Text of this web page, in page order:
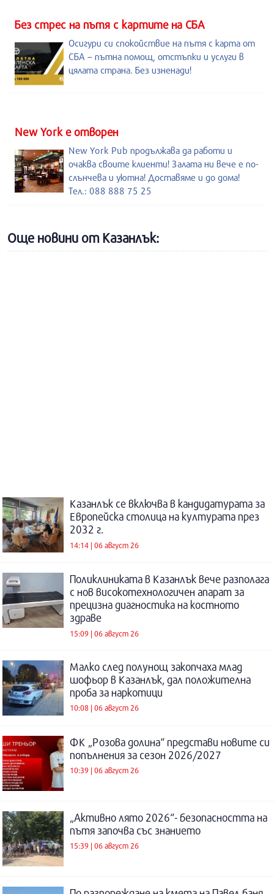
Без стрес на пътя с картите на СБА
Осигури си спокойствие на пътя с карта от
СБА – пътна помощ, отстъпки и услуги в
цялата страна. Без изненади!
New York е отворен
New York Pub продължава да работи и
очаква своите клиенти! Залата ни вече е по-
слънчева и уютна! Доставяме и до дома!
Тел.: 088 888 75 25
Още новини от Казанлък:
Казанлък се включва в кандидатурата за
Европейска столица на културата през
2032 г.
14:14 | 06 август 26
Поликлиниката в Казанлък вече разполага
с нов високотехнологичен апарат за
прецизна диагностика на костното
здраве
15:09 | 06 август 26
Малко след полунощ закопчаха млад
шофьор в Казанлък, дал положителна
проба за наркотици
10:08 | 06 август 26
ФК „Розова долина“ представи новите си
попълнения за сезон 2026/2027
10:39 | 06 август 26
„Активно лято 2026“- безопасността на
пътя започва със знанието
15:39 | 06 август 26